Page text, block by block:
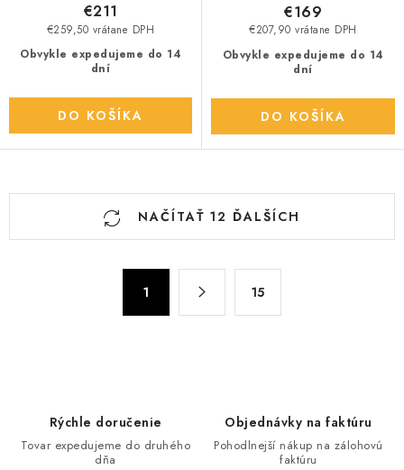
Obvykle expedujeme do 14
dní
€259,50 vrátane DPH
€211
DO KOŠÍKA
Obvykle expedujeme do 14
dní
€207,90 vrátane DPH
€169
DO KOŠÍKA
O
NAČÍTAŤ 12 ĎALŠÍCH
1 15
Rýchle doručenie
Tovar expedujeme do druhého
dňa
Objednávky na faktúru
Pohodlnejší nákup na zálohovú
faktúru